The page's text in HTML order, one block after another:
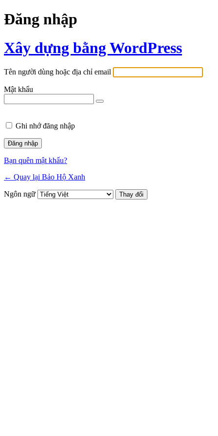
Đăng nhập
Xây dựng bằng WordPress
Tên người dùng hoặc địa chỉ email
Mật khẩu
Ghi nhớ đăng nhập
Bạn quên mật khẩu?
← Quay lại Bảo Hộ Xanh
Ngôn ngữ